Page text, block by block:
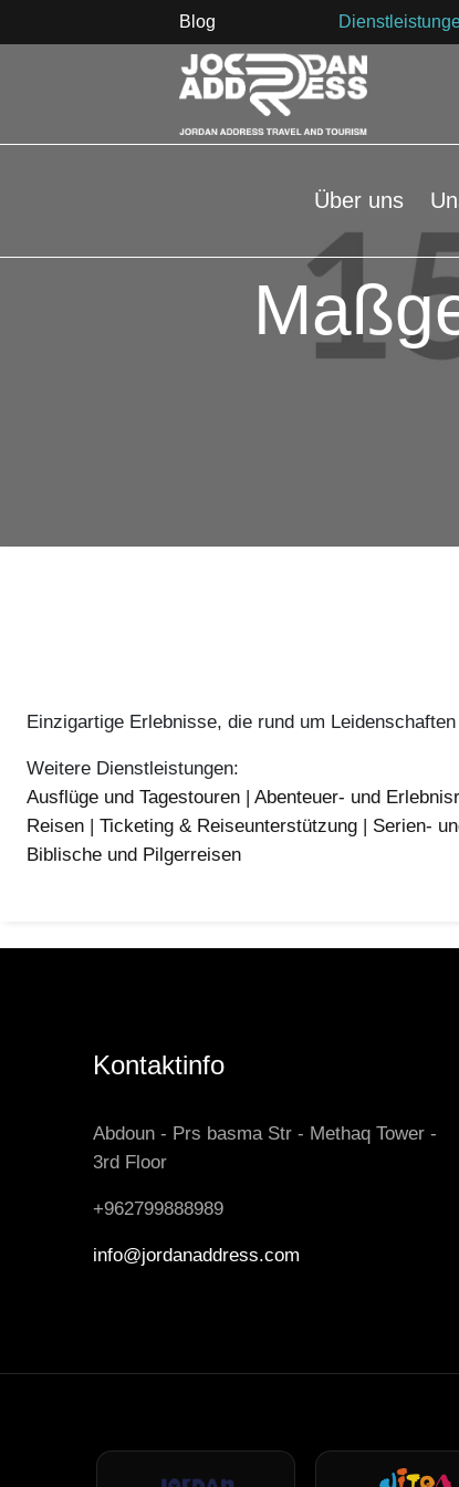
Blog
Über uns
Einzigartige Erlebnisse, die rund um
Weitere Dienstleistungen:
Ausflüge und Tagestouren | Abenteuer- und
Reisen | Ticketing & Reiseunterstützung | Serien-
Biblische und Pilgerreisen
Kontaktinfo
Abdoun - Prs basma Str - Methaq Tower -
3rd Floor
+962799888989
info@jordanaddress.com